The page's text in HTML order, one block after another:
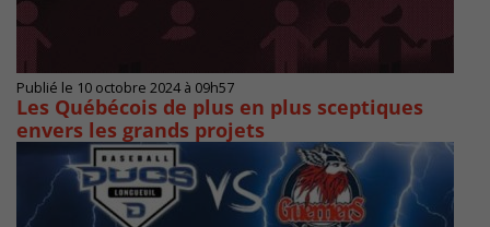
Publié le 10 octobre 2024 à 09h57
Les Québécois de plus en plus sceptiques
envers les grands projets